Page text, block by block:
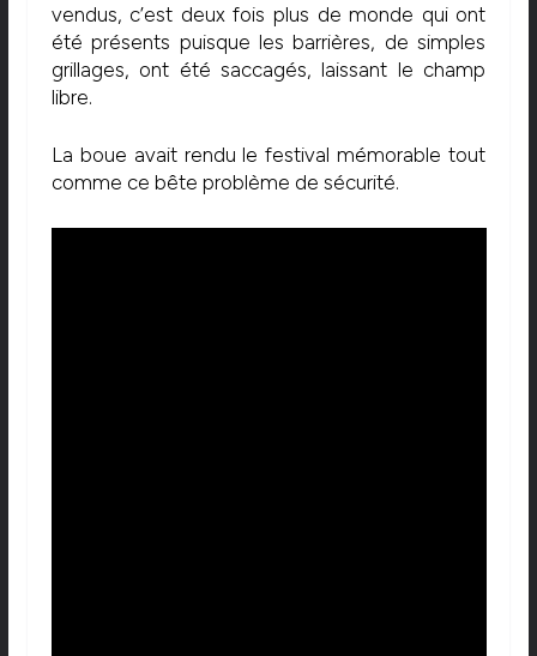
vendus, c’est deux fois plus de monde qui ont
été présents puisque les barrières, de simples
grillages, ont été saccagés, laissant le champ
libre.
La boue avait rendu le festival mémorable tout
comme ce bête problème de sécurité.